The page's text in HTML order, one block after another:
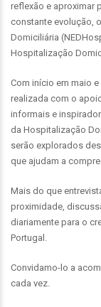
reflexão e aproximar
constante evolução,
Domiciliária
Hospitalização
Com início em maio
realizada com o
informais e
da Hospitalização
serão explorados
que ajudam a
Mais do que
proximidade,
diariamente para o
Portugal.
Convidamo-lo a
cada vez.